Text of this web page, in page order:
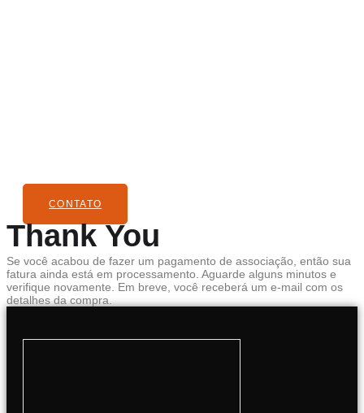
CONTATO
Thank You
Se você acabou de fazer um pagamento de associação, então sua
fatura ainda está em processamento. Aguarde alguns minutos e
verifique novamente. Em breve, você receberá um e-mail com os
detalhes da compra.